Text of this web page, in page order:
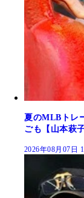
夏のMLBトレ
ごも【山本萩
2026年08月07日